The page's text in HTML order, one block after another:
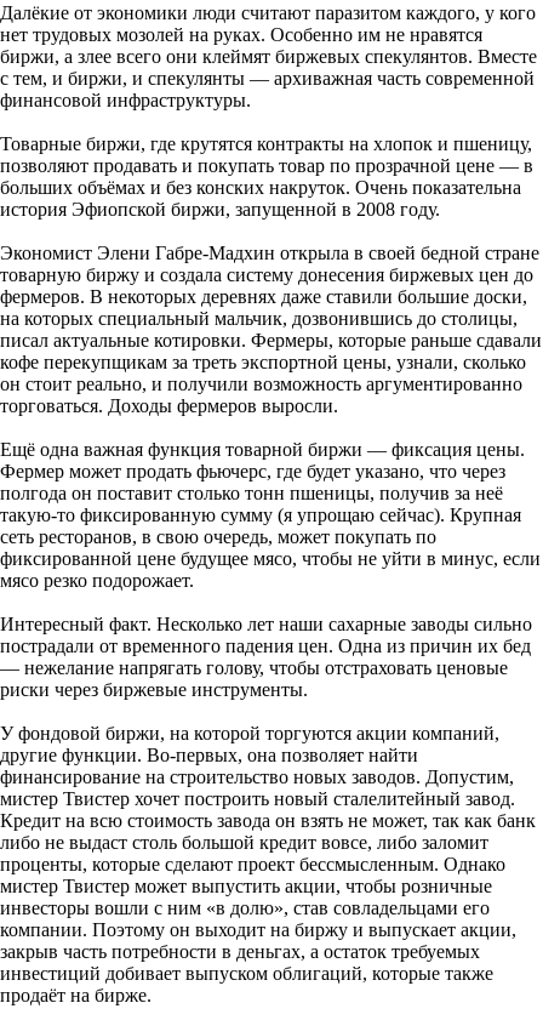
Далёкие от экономики люди считают паразитом каждого, у кого
нет трудовых мозолей на руках. Особенно им не нравятся
биржи, а злее всего они клеймят биржевых спекулянтов. Вместе
с тем, и биржи, и спекулянты — архиважная часть современной
финансовой инфраструктуры.
Товарные биржи, где крутятся контракты на хлопок и пшеницу,
позволяют продавать и покупать товар по прозрачной цене — в
больших объёмах и без конских накруток. Очень показательна
история Эфиопской биржи, запущенной в 2008 году.
Экономист Элени Габре-Мадхин открыла в своей бедной стране
товарную биржу и создала систему донесения биржевых цен до
фермеров. В некоторых деревнях даже ставили большие доски,
на которых специальный мальчик, дозвонившись до столицы,
писал актуальные котировки. Фермеры, которые раньше сдавали
кофе перекупщикам за треть экспортной цены, узнали, сколько
он стоит реально, и получили возможность аргументированно
торговаться. Доходы фермеров выросли.
Ещё одна важная функция товарной биржи — фиксация цены.
Фермер может продать фьючерс, где будет указано, что через
полгода он поставит столько тонн пшеницы, получив за неё
такую-то фиксированную сумму (я упрощаю сейчас). Крупная
сеть ресторанов, в свою очередь, может покупать по
фиксированной цене будущее мясо, чтобы не уйти в минус, если
мясо резко подорожает.
Интересный факт. Несколько лет наши сахарные заводы сильно
пострадали от временного падения цен. Одна из причин их бед
— нежелание напрягать голову, чтобы отстраховать ценовые
риски через биржевые инструменты.
У фондовой биржи, на которой торгуются акции компаний,
другие функции. Во-первых, она позволяет найти
финансирование на строительство новых заводов. Допустим,
мистер Твистер хочет построить новый сталелитейный завод.
Кредит на всю стоимость завода он взять не может, так как банк
либо не выдаст столь большой кредит вовсе, либо заломит
проценты, которые сделают проект бессмысленным. Однако
мистер Твистер может выпустить акции, чтобы розничные
инвесторы вошли с ним «в долю», став совладельцами его
компании. Поэтому он выходит на биржу и выпускает акции,
закрыв часть потребности в деньгах, а остаток требуемых
инвестиций добивает выпуском облигаций, которые также
продаёт на бирже.